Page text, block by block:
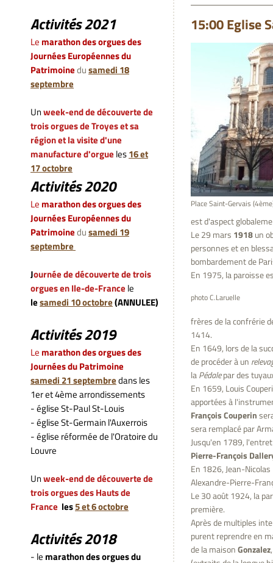
Activités 2021
Le marathon des orgues des
Journées Européennes du
Patrimoinedusamedi 18
septembre
Unweek-end de découverte de
trois orgues de Troyes et sa
région et la visite d'une
manufacture d'orgue les16 et
17 octobre
Activités 2020
Le marathon des orgues des
Journées Européennes du
Patrimoinedusamedi 19
septembre
Journée de découverte de trois
orgues en Ile-de-France le
lesamedi 10 octobre(ANNULEE)
Activités 2019
Le marathon des orgues des
Journées du Patrimoine
samedi 21 septembredans les
1er et 4ème arrondissements
- église St-Paul St-Louis
- église St-Germain l'Auxerrois
- église réformée de l'Oratoire du
Louvre
Unweek-end de découverte de
troisorgues des Hauts de
France les5 et 6 octobre
Activités 2018
- le marathon des orgues du
15:00 Eglise
Place Saint-Gervais
est d'aspect
Le 29 mars 1918un
personnes et en
bombardement de
En 1975, la paroisse
photo C.Laruelle
frères de la confrérie
1414.
En 1649, lors de la
de procéder à un
laPédalepar des
En 1659, Louis
apportées à
François Couperin
sera remplacé par
Jusqu'en 1789,
Pierre-François
En 1826, Jean-
Alexandre-Pierre-
Le 30 août 1924, la
première.
Après de multiples
purent reprendre en
de la maisonGonzalez